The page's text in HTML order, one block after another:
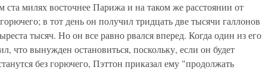
ста милях восточнее Парижа и на таком же расстоянии от
в тот день он получил тридцать две тысячи галлонов
тысяч. Но он все равно рвался вперед. Когда один из его
что вынужден остановиться, поскольку, если он будет
без горючего, Пэттон приказал ему "продолжать